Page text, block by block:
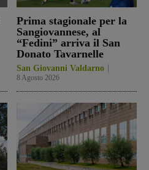
Prima stagionale per la
Sangiovannese, al
“Fedini” arriva il San
Donato Tavarnelle
San Giovanni Valdarno
8 Agosto 2026